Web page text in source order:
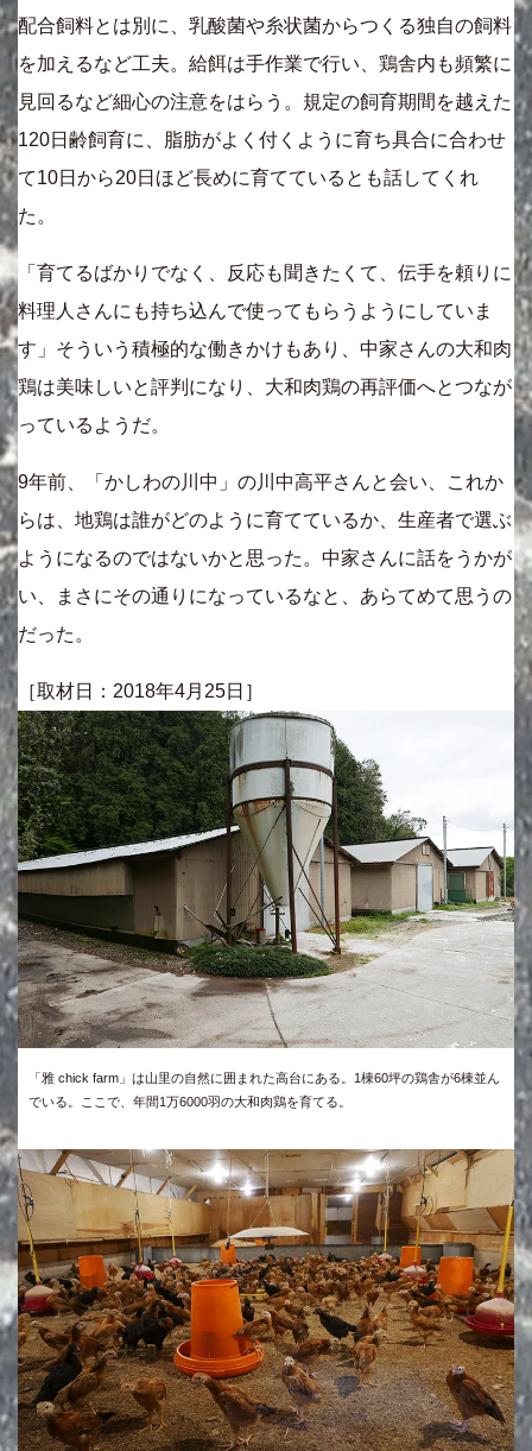
配合飼料とは別に、乳酸菌や糸状菌からつくる独自の飼料
を加えるなど工夫。給餌は手作業で行い、鶏舎内も頻繁に
見回るなど細心の注意をはらう。規定の飼育期間を越えた
120日齢飼育に、脂肪がよく付くように育ち具合に合わせ
て10日から20日ほど長めに育てているとも話してくれ
た。
「育てるばかりでなく、反応も聞きたくて、伝手を頼りに
料理人さんにも持ち込んで使ってもらうようにしていま
す」そういう積極的な働きかけもあり、中家さんの大和肉
鶏は美味しいと評判になり、大和肉鶏の再評価へとつなが
っているようだ。
9年前、「かしわの川中」の川中高平さんと会い、これか
らは、地鶏は誰がどのように育てているか、生産者で選ぶ
ようになるのではないかと思った。中家さんに話をうかが
い、まさにその通りになっているなと、あらてめて思うの
だった。
［取材日：2018年4月25日］
「雅 chick farm」は山里の自然に囲まれた高台にある。1棟60坪の鶏舎が6棟並ん
でいる。ここで、年間1万6000羽の大和肉鶏を育てる。